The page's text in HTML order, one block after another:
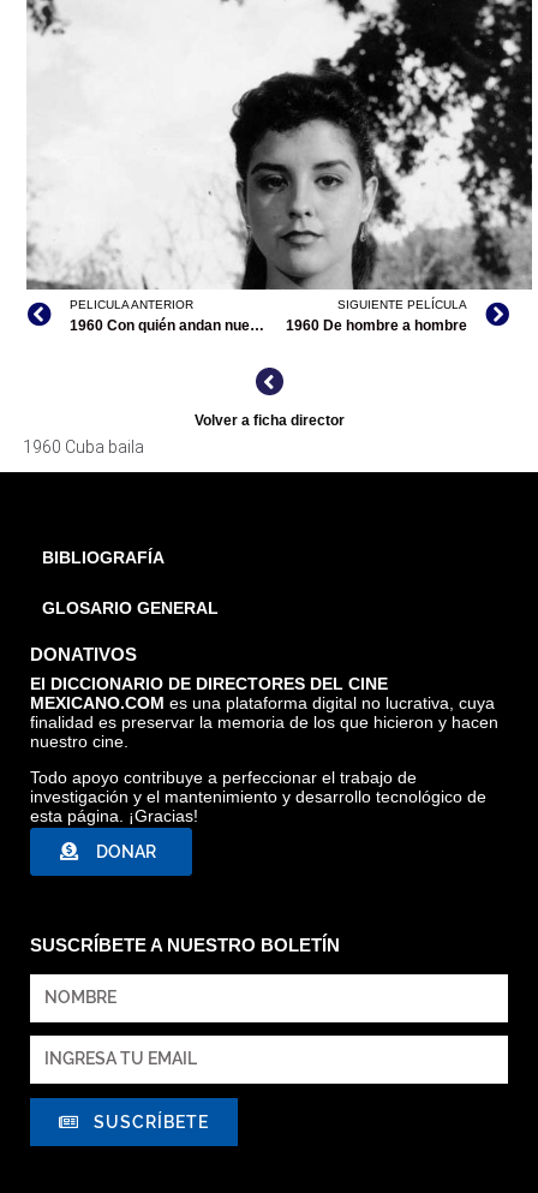
CUBA BAILA, TOMADA DE INTERNET
PELICULA ANTERIOR
1960 Con quién andan nuestros locos
SIGUIENTE PELÍCULA
1960 De hombre a hombre
Volver a ficha director
1960 Cuba baila
BIBLIOGRAFÍA
GLOSARIO GENERAL
DONATIVOS
El DICCIONARIO DE DIRECTORES DEL CINE
MEXICANO.COM es una plataforma digital no lucrativa, cuya
finalidad es preservar la memoria de los que hicieron y hacen
nuestro cine.
Todo apoyo contribuye a perfeccionar el trabajo de
investigación y el mantenimiento y desarrollo tecnológico de
esta página. ¡Gracias!
DONAR
SUSCRÍBETE A NUESTRO BOLETÍN
SUSCRÍBETE